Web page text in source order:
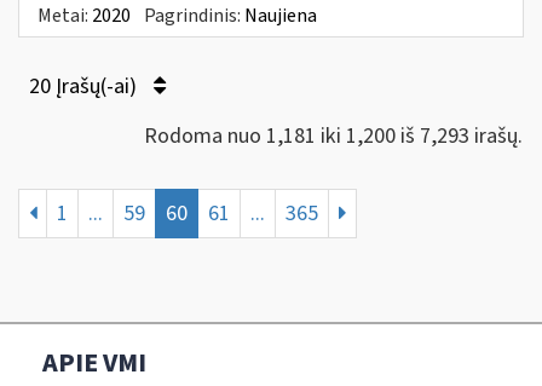
Metai: 2020 Pagrindinis: Naujiena
20 Įrašų(-ai)
Rodoma nuo 1,181 iki 1,200 iš 7,293 irašų.
1 ... 59 60 61 ... 365
APIE VMI